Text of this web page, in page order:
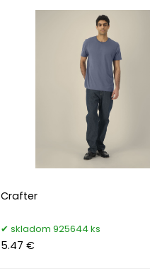
Crafter
skladom 925644 ks
5.47 €